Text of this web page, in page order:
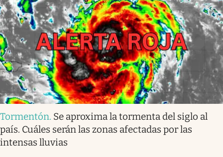
Tormentón. Se aproxima la tormenta del siglo al
país. Cuáles serán las zonas afectadas por las
intensas lluvias